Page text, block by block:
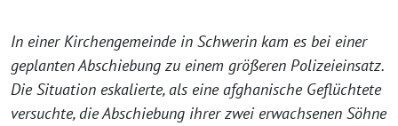
In einer Kirchengemeinde in Schwerin kam es bei einer
geplanten Abschiebung zu einem größeren Polizeieinsatz.
Die Situation eskalierte, als eine afghanische Geflüchtete
versuchte, die Abschiebung ihrer zwei erwachsenen Söhne